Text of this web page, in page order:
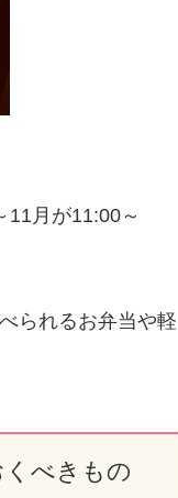
月が11:00～
られるお弁当や軽
べきもの